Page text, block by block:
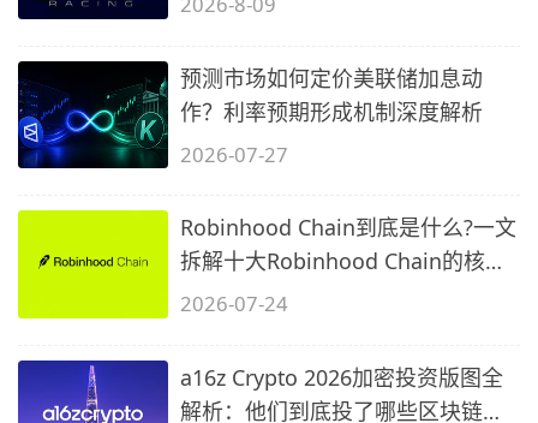
预测市场如何定价美联储加息动
作？利率预期形成机制深度解析
2026-07-27
Robinhood Chain到底是什么?一文
拆解十大Robinhood Chain的核心
问题
2026-07-24
a16z Crypto 2026加密投资版图全
解析：他们到底投了哪些区块链项